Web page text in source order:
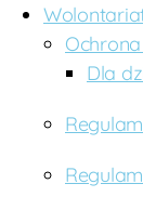
Dla